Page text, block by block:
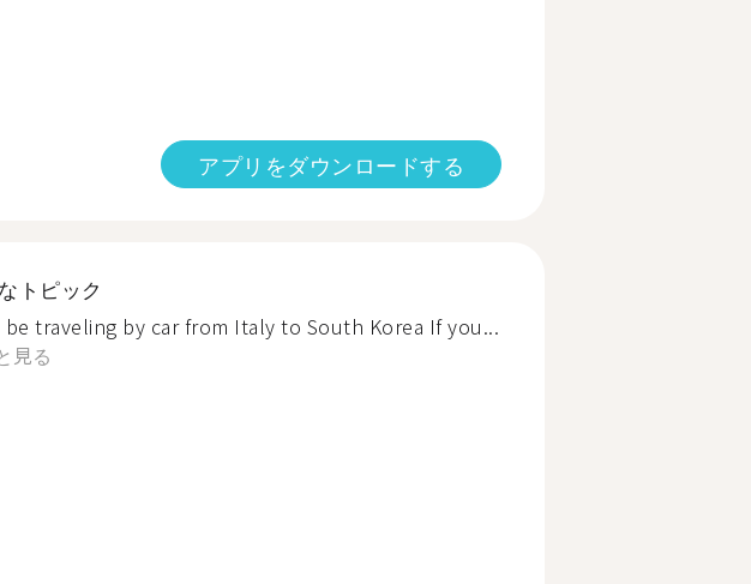
アプリをダウンロードする
トピック
traveling by car from Italy to South Korea If you...
見る